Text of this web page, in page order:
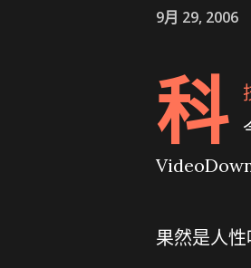
9月 29, 2006
科
果然是人性